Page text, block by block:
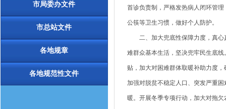
市局委办文件
市总站文件
各地规章
各地规范性文件
首诊负责制，严格发热病人闭环管
公筷等卫生习惯，做好个人防护。
二、加大兜底性保障力度，真心
难群众基本生活，坚决兜牢民生底
贴，加大对困难群体取暖补助力度
加强对脱贫不稳定人口、突发严重
暖。开展冬季专项行动，加大对拖